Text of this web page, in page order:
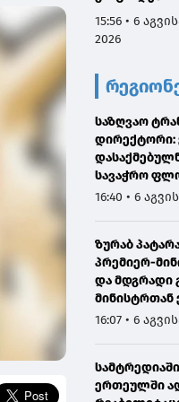
და
პატრიოტ
ქართველ
მებრძოლებს
სამხედრო
წარმოაჩენს,
ვერაგულად
15:56 • 6
2026
საზღვაო
დირექტორი:
სავაჭრო
16:40 • 6
ზურაბ
პრემიერ-
და მდგრადი
მინისტრთან
16:07 • 6
ერთეულში